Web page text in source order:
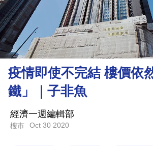
資
樓
市
理
財
商
業
科
疫情即使不完結 樓價依
鐵」｜子非魚
經濟一週編輯部
樓市 Oct 30 2020